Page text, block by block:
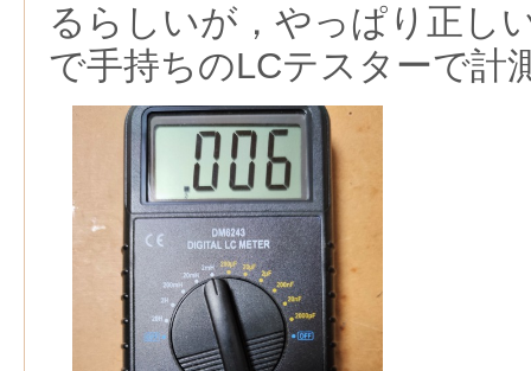
るらしいが，やっぱり正し
で手持ちのLCテスターで計